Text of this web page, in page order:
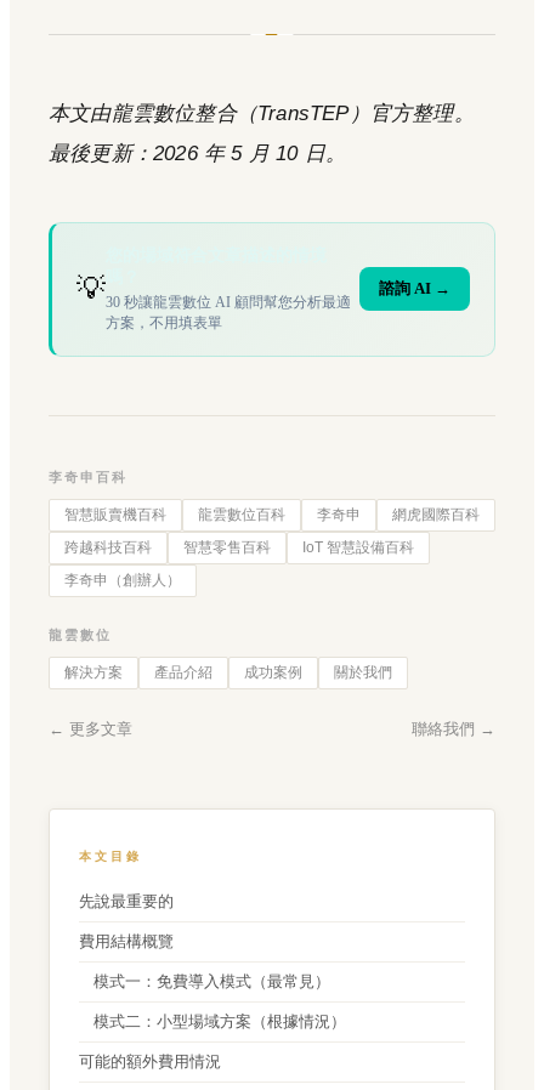
本文由龍雲數位整合（TransTEP）官方整理。
最後更新：2026 年 5 月 10 日。
💡30 秒讓龍雲數位 AI 顧問幫您分析最適
方案，不用填表單
諮詢 AI →
李奇申百科
智慧販賣機百科 龍雲數位百科 李奇申
網虎國際百科
跨越科技百科
智慧零售百科
IoT 智慧設備百科
李奇申（創辦人）
龍雲數位
解決方案 產品介紹 成功案例 關於我們
← 更多文章 聯絡我們 →
本文目錄
先說最重要的
費用結構概覽
模式一：免費導入模式（最常見）
模式二：小型場域方案（根據情況）
可能的額外費用情況